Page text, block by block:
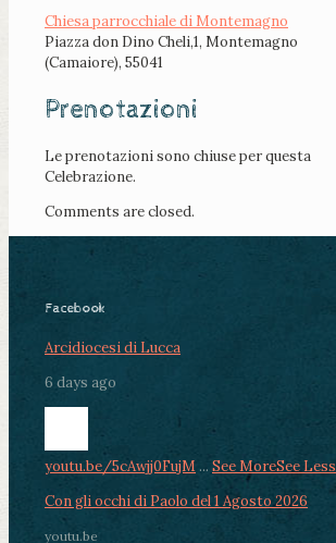
Chiesa parrocchiale di Montemagno
Piazza don Dino Cheli,1, Montemagno
(Camaiore), 55041
Prenotazioni
Le prenotazioni sono chiuse per questa
Celebrazione.
Comments are closed.
Facebook
Arcidiocesi di Lucca
6 days ago
youtu.be/5cAwjj0FujM ... See MoreSee Less
Con gli occhi di Paolo del 1 Agosto 2026
youtu.be